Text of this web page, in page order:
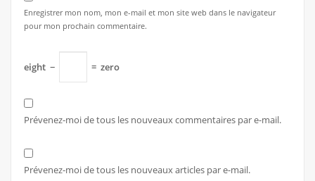
Enregistrer mon nom, mon e-mail et mon site web dans le navigateur
pour mon prochain commentaire.
eight − = zero
Prévenez-moi de tous les nouveaux commentaires par e-mail.
Prévenez-moi de tous les nouveaux articles par e-mail.